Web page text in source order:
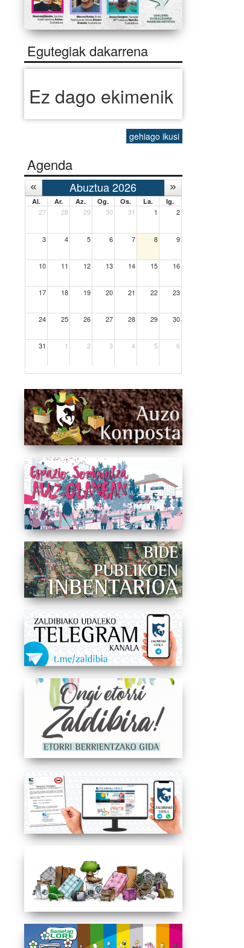
Egutegiak dakarrena
Ez dago ekimenik
gehiago ikusi
Agenda
Abuztua 2026
Al. Ar. Az. Og. Os. La. Ig.
27 28 29 30 31 1 2
3 4 5 6 7 8 9
10 11 12 13 14 15 16
17 18 19 20 21 22 23
24 25 26 27 28 29 30
31 1 2 3 4 5 6